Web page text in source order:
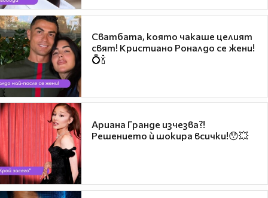
Сватбата, която чакаше целият
свят! Кристиано Роналдо се жени!
💍🍾
Ариана Гранде изчезва?!
Решението ѝ шокира всички!😯💥